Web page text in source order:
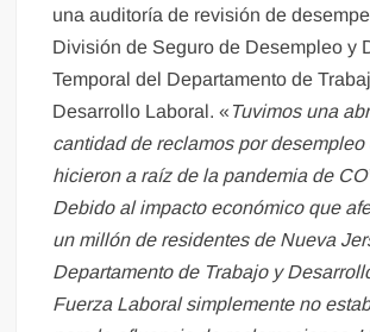
una auditoría de revisión de
División de Seguro de Desempleo y
Temporal del Departamento de
Desarrollo Laboral. « Tuvimos una
cantidad de reclamos por desempleo
hicieron a raíz de la pandemia de
Debido al impacto económico que
un millón de residentes de Nueva
Departamento de Trabajo y
Fuerza Laboral simplemente no